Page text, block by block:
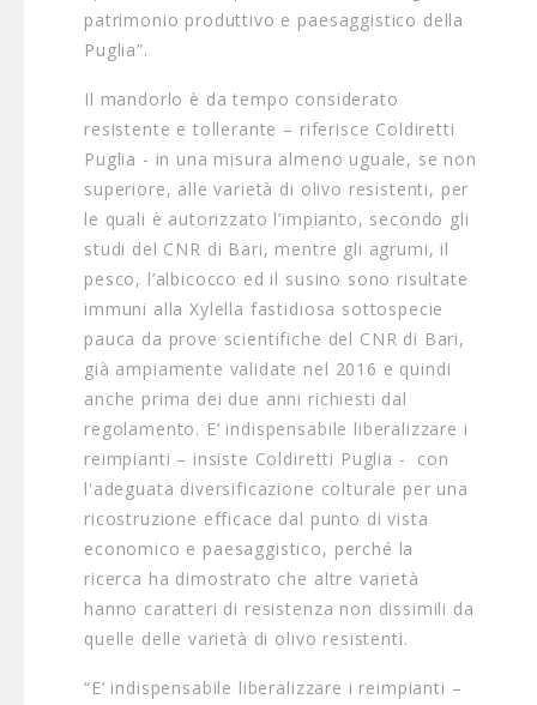
patrimonio produttivo e paesaggistico della
Puglia”.
Il mandorlo è da tempo considerato
resistente e tollerante – riferisce Coldiretti
Puglia - in una misura almeno uguale, se non
superiore, alle varietà di olivo resistenti, per
le quali è autorizzato l’impianto, secondo gli
studi del CNR di Bari, mentre gli agrumi, il
pesco, l’albicocco ed il susino sono risultate
immuni alla Xylella fastidiosa sottospecie
pauca da prove scientifiche del CNR di Bari,
già ampiamente validate nel 2016 e quindi
anche prima dei due anni richiesti dal
regolamento. E’ indispensabile liberalizzare i
reimpianti – insiste Coldiretti Puglia - con
l'adeguata diversificazione colturale per una
ricostruzione efficace dal punto di vista
economico e paesaggistico, perché la
ricerca ha dimostrato che altre varietà
hanno caratteri di resistenza non dissimili da
quelle delle varietà di olivo resistenti.
“E’ indispensabile liberalizzare i reimpianti –